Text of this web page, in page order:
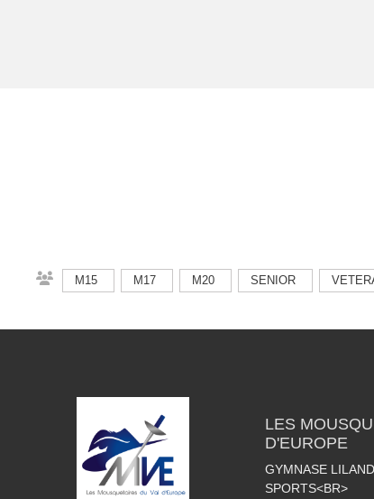
M15 M17 M20 SENIOR
LES
D'EUROPE
GYMNASE
SPORTS<BR>